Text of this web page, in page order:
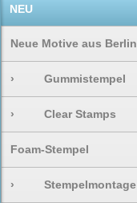
NEU
Neue Motive aus Berlin
› Gummistempel
› Clear Stamps
Foam-Stempel
› Stempelmontage